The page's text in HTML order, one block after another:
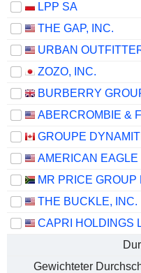
LPP SA
THE GAP, INC.
URBAN
ZOZO, INC.
BURBERRY
GROUPE
THE BUCKLE, INC.
CAPRI HOLDINGS
Gewichteter